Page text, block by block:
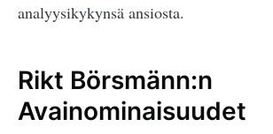
analyysikykynsä ansiosta.
Rikt Börsmänn:n
Avainominaisuudet